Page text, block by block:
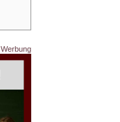
Werbung